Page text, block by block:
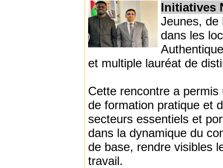
Initiatives
Jeunes, de
dans les
et multiple lauréat de
Cette rencontre a permis
de formation pratique et
secteurs essentiels et
dans la dynamique du
de base, rendre visibles
travail.